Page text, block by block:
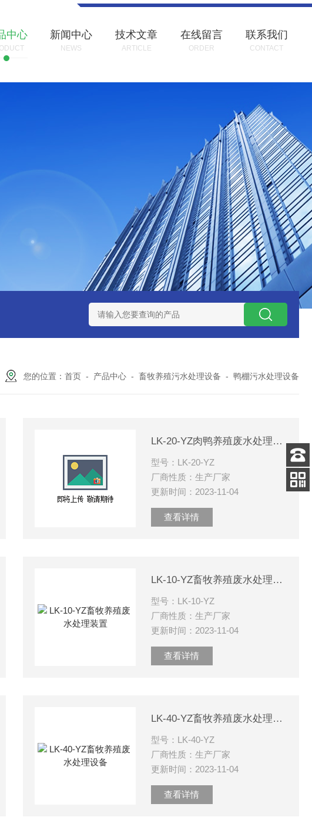
中心 新闻中心
NEWS
技术文章
ARTICLE
在线留言
ORDER
联系我们
CONTACT
LK康复医院废水处理器设备 LK康复医院污水处理
您的位置： 首页 - 产品中心 - 畜牧养殖污水处理设备 - 鸭棚污水处理设备
LK-20-YZ肉鸭养殖废水处理设备
型号：LK-20-YZ
厂商性质：生产厂家
更新时间：2023-11-04
查看详情
LK-10-YZ畜牧养殖废水处理装置
型号：LK-10-YZ
厂商性质：生产厂家
更新时间：2023-11-04
查看详情
LK-40-YZ畜牧养殖废水处理设备
型号：LK-40-YZ
厂商性质：生产厂家
更新时间：2023-11-04
查看详情
客服
电话